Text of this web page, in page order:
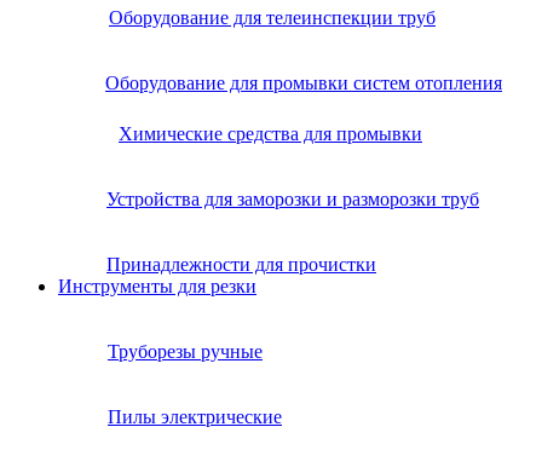
Оборудование для телеинспекции труб
Оборудование для промывки систем отопления
Химические средства для промывки
Устройства для заморозки и разморозки труб
Принадлежности для прочистки
Инструменты для резки
Труборезы ручные
Пилы электрические